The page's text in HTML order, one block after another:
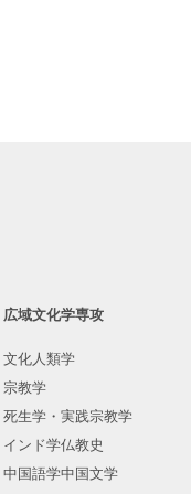
広域文化学専攻
文化人類学
宗教学
死生学・実践宗教学
インド学仏教史
中国語学中国文学